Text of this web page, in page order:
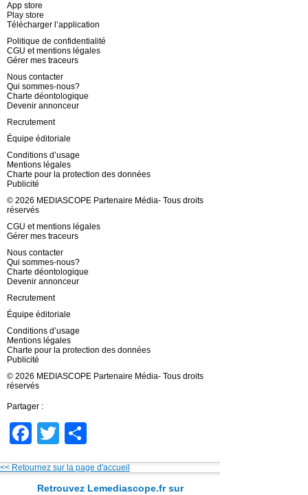
App store
Play store
Télécharger l’application
Politique de confidentialité
CGU et mentions légales
Gérer mes traceurs
Nous contacter
Qui sommes-nous?
Charte déontologique
Devenir annonceur
Recrutement
Équipe éditoriale
Conditions d’usage
Mentions légales
Charte pour la protection des données
Publicité
© 2026 MEDIASCOPE Partenaire Média- Tous droits
réservés
CGU et mentions légales
Gérer mes traceurs
Nous contacter
Qui sommes-nous?
Charte déontologique
Devenir annonceur
Recrutement
Équipe éditoriale
Conditions d’usage
Mentions légales
Charte pour la protection des données
Publicité
© 2026 MEDIASCOPE Partenaire Média- Tous droits
réservés
Partager :
Facebook
Twitter
<< Retournez sur la page d'accueil
Retrouvez Lemediascope.fr sur